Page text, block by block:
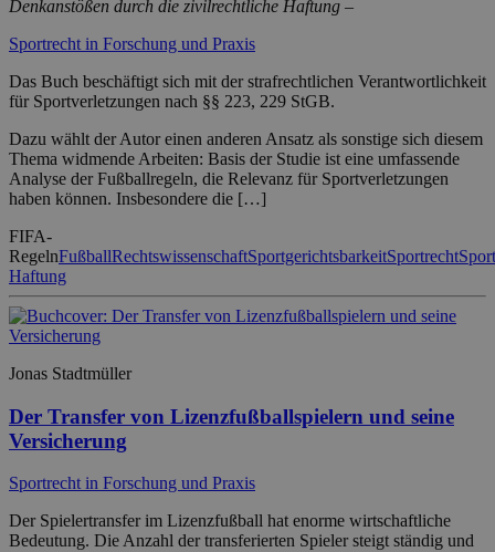
Denkanstößen durch die zivilrechtliche Haftung –
Sportrecht in Forschung und Praxis
Das Buch beschäftigt sich mit der strafrechtlichen Verantwortlichkeit
für Sportverletzungen nach §§ 223, 229 StGB.
Dazu wählt der Autor einen anderen Ansatz als sonstige sich diesem
Thema widmende Arbeiten: Basis der Studie ist eine umfassende
Analyse der Fußballregeln, die Relevanz für Sportverletzungen
haben können. Insbesondere die […]
FIFA-
RegelnFußballRechtswissenschaftSportgerichtsbarkeitSportrecht
Haftung
Jonas Stadtmüller
Der Transfer von Lizenzfußballspielern und seine
Versicherung
Sportrecht in Forschung und Praxis
Der Spielertransfer im Lizenzfußball hat enorme wirtschaftliche
Bedeutung. Die Anzahl der transferierten Spieler steigt ständig und